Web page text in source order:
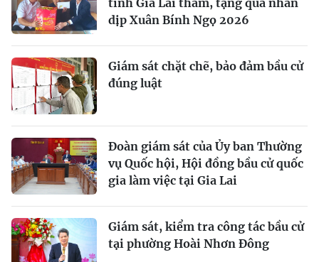
dịp Xuân Bính Ngọ 2026
Giám sát chặt chẽ, bảo đảm bầu cử
đúng luật
Đoàn giám sát của Ủy ban Thường
vụ Quốc hội, Hội đồng bầu cử quốc
gia làm việc tại Gia Lai
Giám sát, kiểm tra công tác bầu cử
tại phường Hoài Nhơn Đông